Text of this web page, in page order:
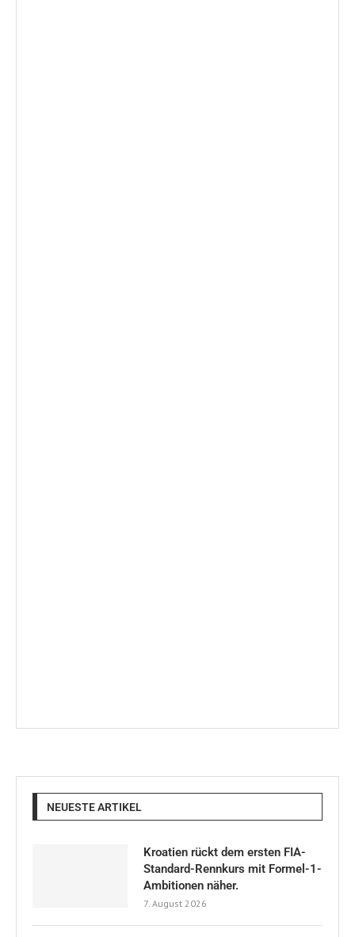
NEUESTE ARTIKEL
Kroatien rückt dem ersten FIA-
Standard-Rennkurs mit Formel-1-
Ambitionen näher.
7. August 2026